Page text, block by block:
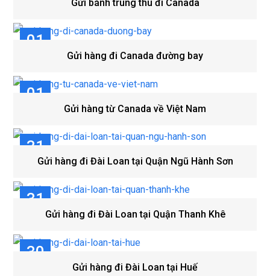
Gửi bánh trung thu đi Canada
01
Gửi hàng đi Canada đường bay
01
Gửi hàng từ Canada về Việt Nam
31
TH7Gửi hàng đi Đài Loan tại Quận Ngũ Hành Sơn
31
Gửi hàng đi Đài Loan tại Quận Thanh Khê
30
Gửi hàng đi Đài Loan tại Huế